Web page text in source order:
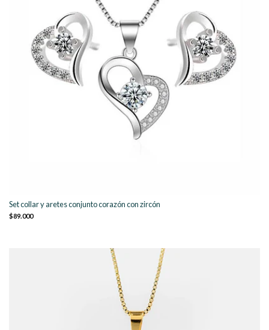
Set collar y aretes conjunto corazón con zircón
$89.000